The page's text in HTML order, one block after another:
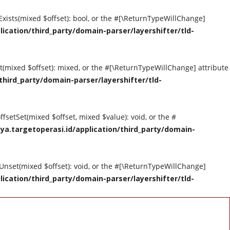
$offset): bool, or the #[\ReturnTypeWillChange]
third_party/domain-parser/layershifter/tld-
$offset): mixed, or the #[\ReturnTypeWillChange] attribute
domain-parser/layershifter/tld-
$offset, mixed $value): void, or the #
application/third_party/domain-
$offset): void, or the #[\ReturnTypeWillChange]
third_party/domain-parser/layershifter/tld-